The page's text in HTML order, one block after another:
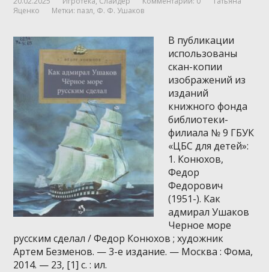
Яценко
Метки: пазл, Ф. Ф. Ушаков
В публикации
использованы
скан-копии
изображений из
изданий
книжного фонда
библиотеки-
филиала № 9 ГБУК
«ЦБС для детей»:
1. Конюхов,
Федор
Федорович
(1951-). Как
адмирал Ушаков
Черное море
русским сделал / Федор Конюхов ; художник
Артем Безменов. — 3-е издание. — Москва : Фома,
2014. — 23, [1] с. : ил.